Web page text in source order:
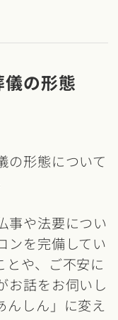
の形態
の形態について
事や法要につい
ンを完備してい
とや、ご不安に
お話をお伺いし
んしん」に変え